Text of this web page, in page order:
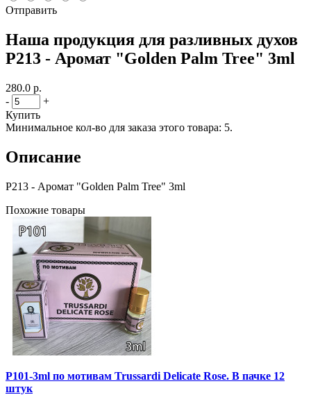
Отправить
Наша продукция для разливных духов
P213 - Аромат "Golden Palm Tree" 3ml
280.0 р.
-
+
Купить
Минимальное кол-во для заказа этого товара: 5.
Описание
P213 - Аромат "Golden Palm Tree" 3ml
Похожие товары
P101-3ml по мотивам Trussardi Delicate Rose. В пачке 12
штук